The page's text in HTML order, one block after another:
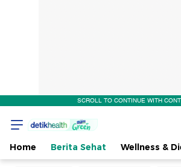
SCROLL TO CONTINUE WITH
Home Berita Sehat Wellness &